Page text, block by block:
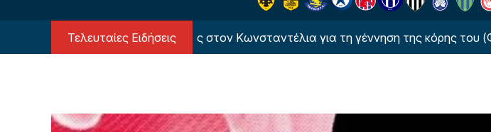
Τελευταίες Ειδήσεις
Οι ευχές της Εθνικής στον Κωνσταντέλια για τη γέννηση της κόρης του (ΦΩΤΟ)